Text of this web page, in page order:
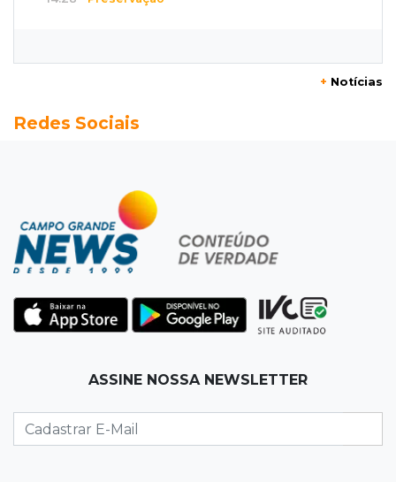
Pantaneiro que salvou fazenda com diques
Operação Lívia
Discord é investigado por falha na proteção
de menores após morte de adolescente
MS chega a 25 cachaças registradas e amplia
número de produtores em 67%
Fraude eletrônica
transferências misteriosas
+ Notícias
Redes Sociais
ASSINE NOSSA NEWSLETTER